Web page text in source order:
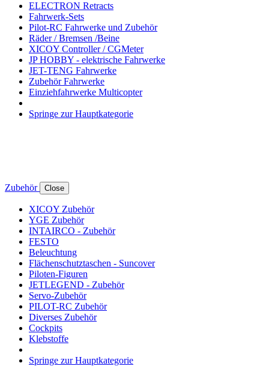
ELECTRON Retracts
Fahrwerk-Sets
Pilot-RC Fahrwerke und Zubehör
Räder / Bremsen /Beine
XICOY Controller / CGMeter
JP HOBBY - elektrische Fahrwerke
JET-TENG Fahrwerke
Zubehör Fahrwerke
Einziehfahrwerke Multicopter
Springe zur Hauptkategorie
Zubehör Close
XICOY Zubehör
YGE Zubehör
INTAIRCO - Zubehör
FESTO
Beleuchtung
Flächenschutztaschen - Suncover
Piloten-Figuren
JETLEGEND - Zubehör
Servo-Zubehör
PILOT-RC Zubehör
Diverses Zubehör
Cockpits
Klebstoffe
Springe zur Hauptkategorie